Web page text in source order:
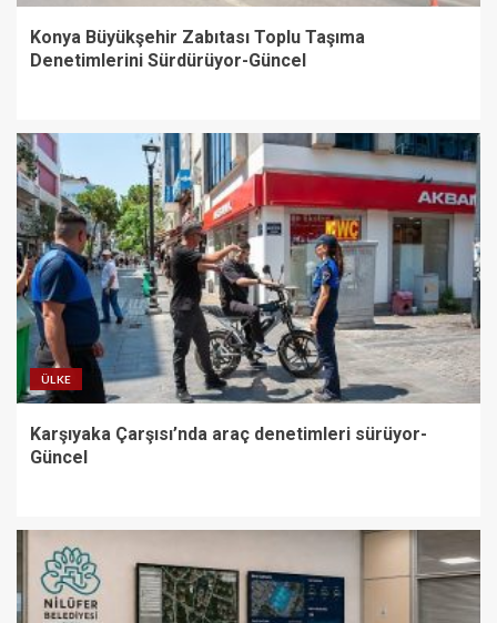
Konya Büyükşehir Zabıtası Toplu Taşıma
Denetimlerini Sürdürüyor-Güncel
ÜLKE
Karşıyaka Çarşısı’nda araç denetimleri sürüyor-
Güncel